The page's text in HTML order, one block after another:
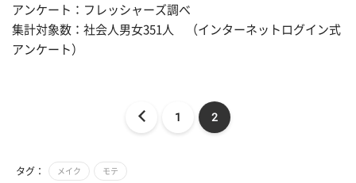
アンケート：フレッシャーズ調べ
集計対象数：社会人男女351人 （インターネットログイン式
アンケート）
1 2
タグ： メイク モテ